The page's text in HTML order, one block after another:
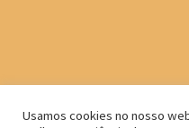
Usamos cookies no nosso